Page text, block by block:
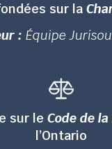
sur la
: Équipe
sur leCode de
l’Ontario